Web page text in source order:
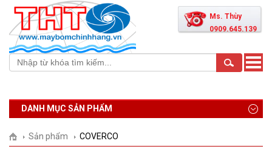
Ms. Thùy
0909.645.139
Toggle
DANH MỤC SẢN PHẨM
Sản phẩm COVERCO